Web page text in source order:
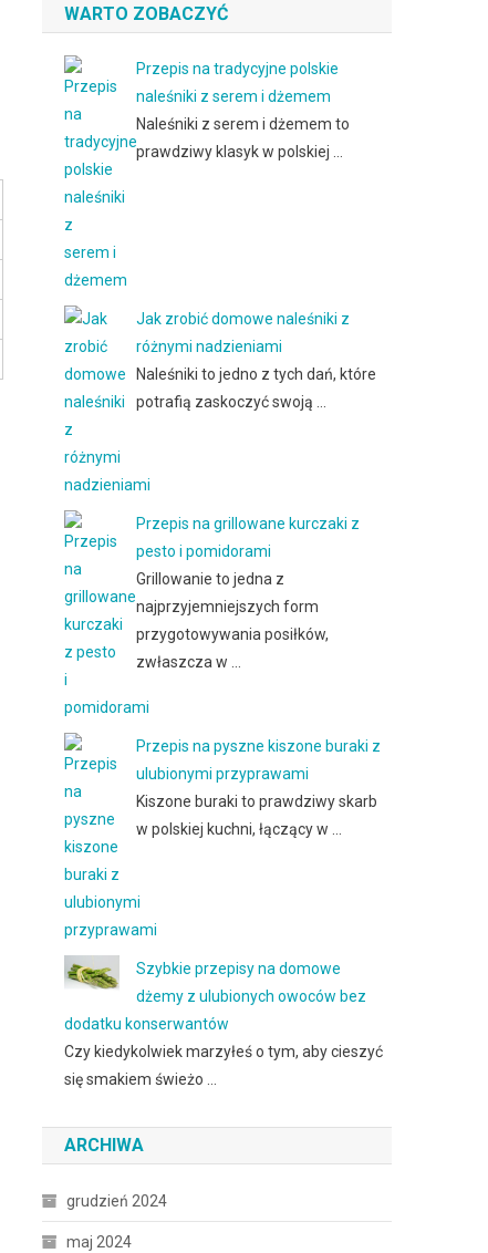
WARTO ZOBACZYĆ
Przepis na tradycyjne polskie
naleśniki z serem i dżemem
Naleśniki z serem i dżemem to
prawdziwy klasyk w polskiej …
Jak zrobić domowe naleśniki z
różnymi nadzieniami
Naleśniki to jedno z tych dań, które
potrafią zaskoczyć swoją …
Przepis na grillowane kurczaki z
pesto i pomidorami
Grillowanie to jedna z
najprzyjemniejszych form
przygotowywania posiłków,
zwłaszcza w …
Przepis na pyszne kiszone buraki z
ulubionymi przyprawami
Kiszone buraki to prawdziwy skarb
w polskiej kuchni, łączący w …
Szybkie przepisy na domowe
dżemy z ulubionych owoców bez
dodatku konserwantów
Czy kiedykolwiek marzyłeś o tym, aby cieszyć
się smakiem świeżo …
ARCHIWA
grudzień 2024
maj 2024